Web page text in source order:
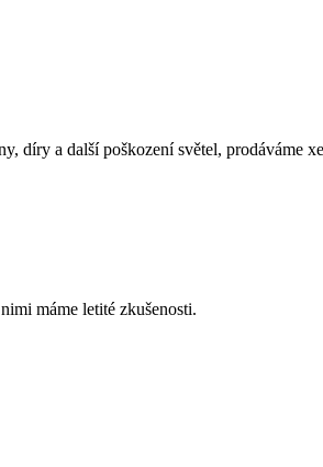
díry a další poškození světel, prodáváme
máme letité zkušenosti.